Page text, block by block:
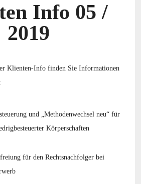
Info 05 /
2019
Klienten-Info finden Sie Informationen
und „Methodenwechsel neu“ für
Körperschaften
für den Rechtsnachfolger bei